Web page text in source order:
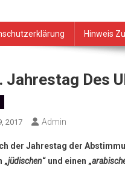
Hinweis
Jahrestag Des
2017 Admin
der Jahrestag der
„jüdischen“ und einen „